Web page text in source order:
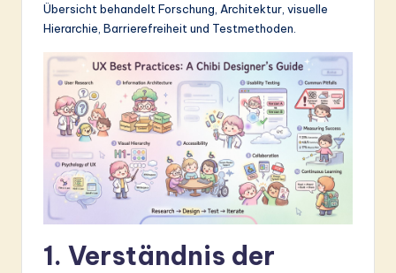
&
S
In
Übersicht behandelt Forschung, Architektur, visuelle
Hierarchie, Barrierefreiheit und Testmethoden.
1. Verständnis der